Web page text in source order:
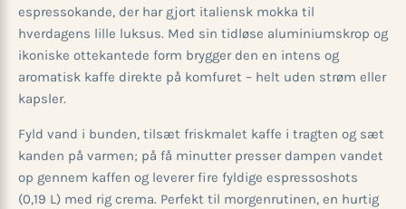
espressokande, der har gjort italiensk mokka til
hverdagens lille luksus. Med sin tidløse aluminiums­krop og
ikoniske ottekantede form brygger den en intens og
aromatisk kaffe direkte på komfuret – helt uden strøm eller
kapsler.
Fyld vand i bunden, tilsæt friskmalet kaffe i tragten og sæt
kanden på varmen; på få minutter presser dampen vandet
op gennem kaffen og leverer fire fyldige espressoshots
(0,19 L) med rig crema. Perfekt til morgenrutinen, en hurtig